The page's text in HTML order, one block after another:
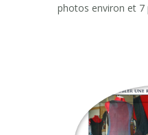
photos environ et 7